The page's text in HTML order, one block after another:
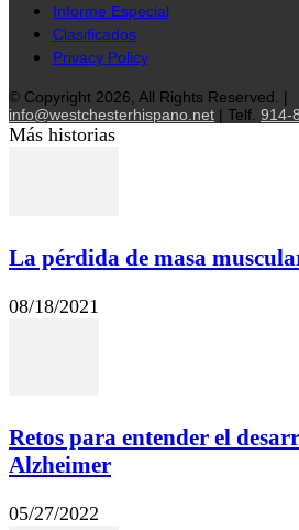
Informe Especial
Clasificados
Privacy Policy
© Copyright 2026, All Rights Reserved. |
info@westchesterhispano.net | Telf. 914-
Más historias
La pérdida de masa
08/18/2021
Retos para entender el
Alzheimer
05/27/2022